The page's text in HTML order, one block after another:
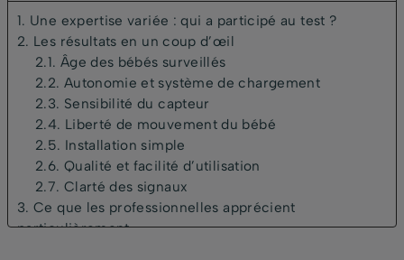
1. Une expertise variée : qui a participé au test ?
2. Les résultats en un coup d’œil
2.1. Âge des bébés surveillés
2.2. Autonomie et système de chargement
2.3. Sensibilité du capteur
2.4. Liberté de mouvement du bébé
2.5. Installation simple
2.6. Qualité et facilité d’utilisation
2.7. Clarté des signaux
3. Ce que les professionnelles apprécient
particulièrement